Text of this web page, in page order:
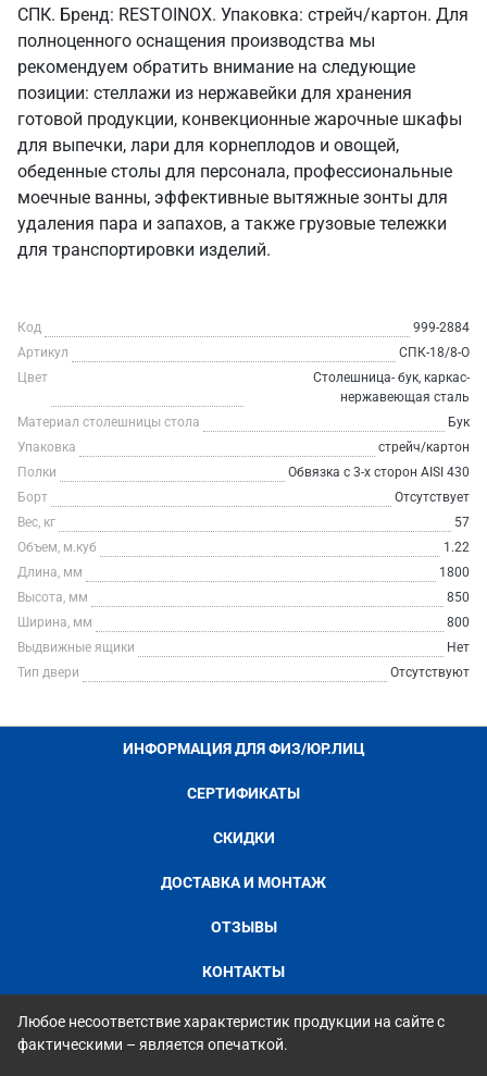
СПК. Бренд: RESTOINOX. Упаковка: стрейч/картон. Для
полноценного оснащения производства мы
рекомендуем обратить внимание на следующие
позиции: стеллажи из нержавейки для хранения
готовой продукции, конвекционные жарочные шкафы
для выпечки, лари для корнеплодов и овощей,
обеденные столы для персонала, профессиональные
моечные ванны, эффективные вытяжные зонты для
удаления пара и запахов, а также грузовые тележки
для транспортировки изделий.
Код
999-2884
Артикул
СПК-18/8-О
Цвет
Столешница- бук, каркас-
нержавеющая сталь
Материал столешницы стола
Бук
Упаковка
стрейч/картон
Полки
Обвязка с 3-х сторон AISI 430
Борт
Отсутствует
Вес, кг
57
Объем, м.куб
1.22
Длина, мм
1800
Высота, мм
850
Ширина, мм
800
Выдвижные ящики
Нет
Тип двери
Отсутствуют
ИНФОРМАЦИЯ ДЛЯ ФИЗ/ЮР.ЛИЦ
СЕРТИФИКАТЫ
СКИДКИ
ДОСТАВКА И МОНТАЖ
ОТЗЫВЫ
КОНТАКТЫ
Любое несоответствие характеристик продукции на сайте с
фактическими – является опечаткой.